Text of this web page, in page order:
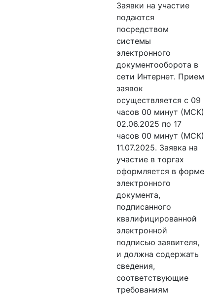
Заявки на участие
подаются
посредством
системы
электронного
документооборота в
сети Интернет. Прием
заявок
осуществляется с 09
часов 00 минут (МСК)
02.06.2025 по 17
часов 00 минут (МСК)
11.07.2025. Заявка на
участие в торгах
оформляется в форме
электронного
документа,
подписанного
квалифицированной
электронной
подписью заявителя,
и должна содержать
сведения,
соответствующие
требованиям